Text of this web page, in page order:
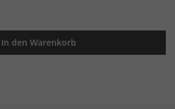
In den Warenkorb